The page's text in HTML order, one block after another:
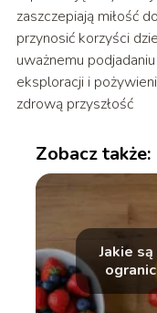
zaszczepiają miłość
przynosić korzyści
uważnemu
eksploracji i
zdrową przyszłość
Zobacz także:
Jakie